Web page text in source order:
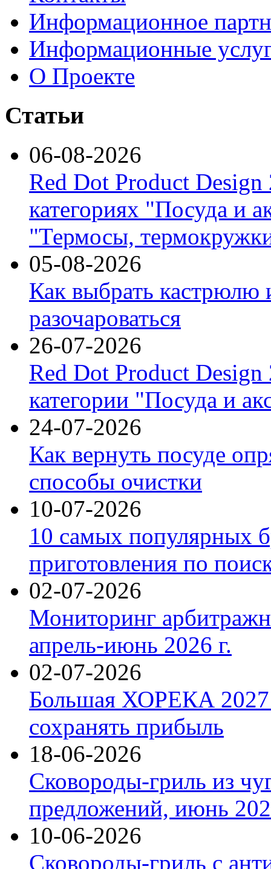
Информационное
Информационные
О Проекте
Статьи
06-08-2026
Red Dot Product Design
категориях "Посуда и
"Термосы,
05-08-2026
Как выбрать кастрюлю
разочароваться
26-07-2026
Red Dot Product Design
категории "Посуда и
24-07-2026
Как вернуть посуде
способы очистки
10-07-2026
10 самых популярных
приготовления по
02-07-2026
Мониторинг
апрель-июнь 2026 г.
02-07-2026
Большая ХОРЕКА 2027:
сохранять прибыль
18-06-2026
Сковороды-гриль из
предложений, июнь
10-06-2026
Сковороды-гриль с